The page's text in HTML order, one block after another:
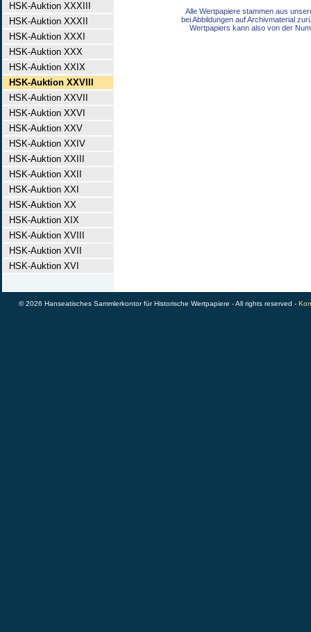
HSK-Auktion XXXIII
HSK-Auktion XXXII
HSK-Auktion XXXI
HSK-Auktion XXX
HSK-Auktion XXIX
HSK-Auktion XXVIII
HSK-Auktion XXVII
HSK-Auktion XXVI
HSK-Auktion XXV
HSK-Auktion XXIV
HSK-Auktion XXIII
HSK-Auktion XXII
HSK-Auktion XXI
HSK-Auktion XX
HSK-Auktion XIX
HSK-Auktion XVIII
HSK-Auktion XVII
HSK-Auktion XVI
Alle Wertpapiere stammen aus
bei Abbildungen auf Archivmaterial
Wertpapiers kann also von der
© 2026 Hanseatisches Sammlerkontor für Historische Wertpapiere - All rights reserved -